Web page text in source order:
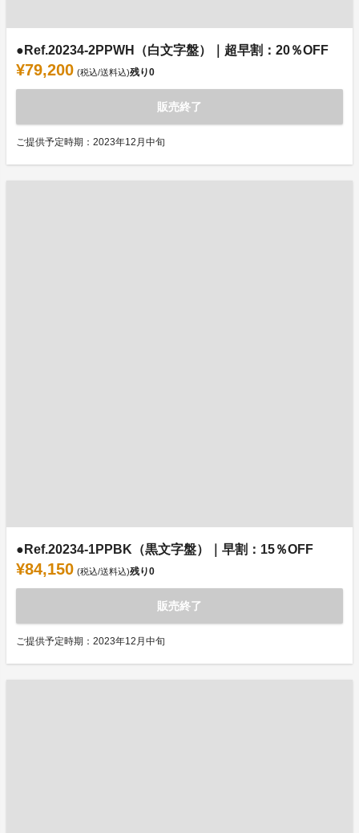
●Ref.20234-2PPWH（白文字盤）｜超早割：20％OFF
¥79,200 (税込/送料込)残り0
販売終了
ご提供予定時期：2023年12月中旬
●Ref.20234-1PPBK（黒文字盤）｜早割：15％OFF
¥84,150 (税込/送料込)残り0
販売終了
ご提供予定時期：2023年12月中旬